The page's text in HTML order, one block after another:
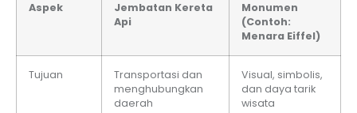
Aspek
Jembatan Kereta
Api
Monumen
(Contoh:
Menara Eiffel)
Tujuan
Transportasi dan
menghubungkan
daerah
Visual, simbolis,
dan daya tarik
wisata